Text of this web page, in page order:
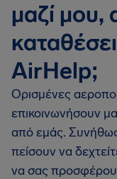
μαζί
AirHelp;
Ορισμένες
επικοινωνήσουν
από εμάς.
πείσουν να
να σας